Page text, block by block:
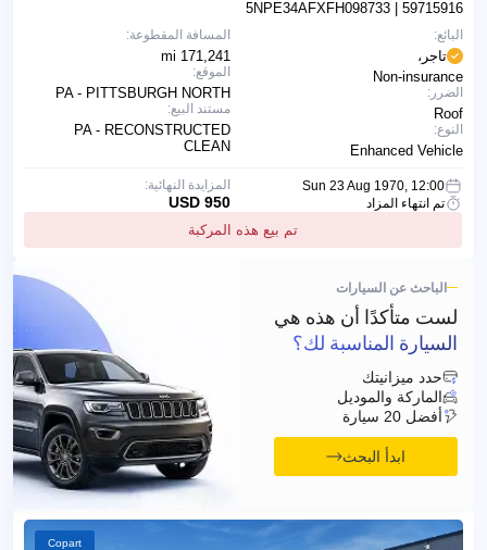
5NPE34AFXFH098733 | 59715916
المسافة المقطوعة:
171,241 mi
الموقع:
PA - PITTSBURGH NORTH
مستند البيع:
PA - RECONSTRUCTED
CLEAN
البائع:
تاجر،
Non-insurance
الضرر:
Roof
النوع:
Enhanced Vehicle
Sun 23 Aug 1970, 12:00
تم انتهاء المزاد
تم بيع هذه المركبة
المزايدة النهائية:
950 USD
الباحث عن السيارات
لست متأكدًا أن هذه هي
السيارة المناسبة لك؟
حدد ميزانيتك
الماركة والموديل
أفضل 20 سيارة
ابدأ البحث
Copart